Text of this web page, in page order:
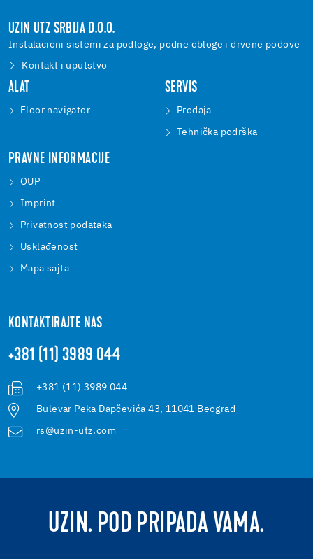
UZIN UTZ SRBIJA D.O.O.
Instalacioni sistemi za podloge, podne obloge i drvene podove
Kontakt i uputstvo
ALAT
Floor navigator
SERVIS
Prodaja
Tehnička podrška
PRAVNE INFORMACIJE
OUP
Imprint
Privatnost podataka
Usklađenost
Mapa sajta
KONTAKTIRAJTE NAS
+381 (11) 3989 044
+381 (11) 3989 044
Bulevar Peka Dapčevića 43, 11041 Beograd
rs@uzin-utz.com
UZIN. POD PRIPADA VAMA.